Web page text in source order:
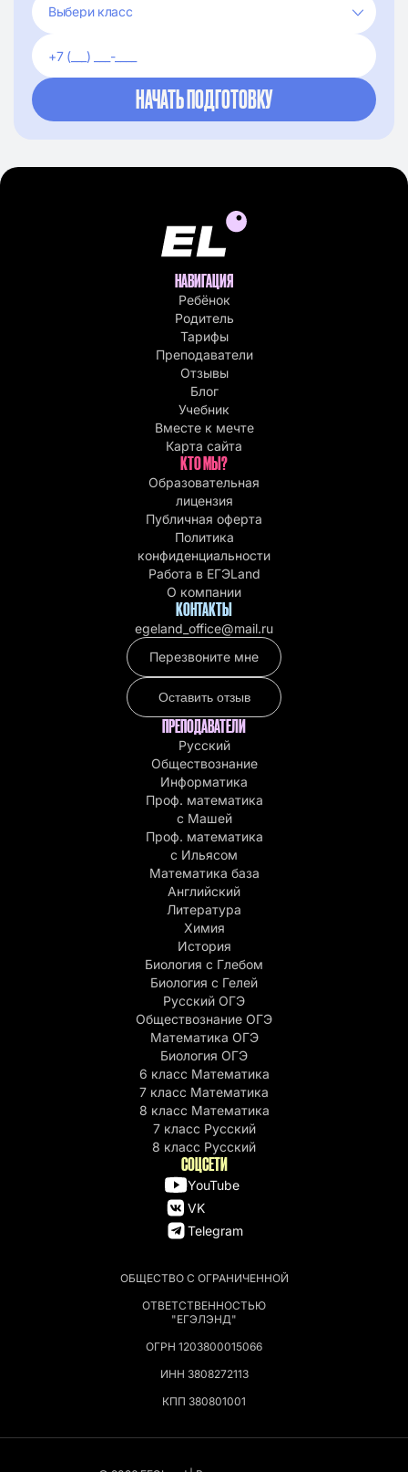
ОБЩЕСТВО С ОГРАНИЧЕННОЙ
ОТВЕТСТВЕННОСТЬЮ
"ЕГЭЛЭНД"
ОГРН 1203800015066
ИНН 3808272113
КПП 380801001
НАВИГАЦИЯ
Ребёнок
Родитель
Тарифы
Преподаватели
Отзывы
Блог
Учебник
Вместе к мечте
Карта сайта
КТО МЫ?
Образовательная
лицензия
Публичная оферта
Политика
конфиденциальности
Работа в EГЭLand
О компании
КОНТАКТЫ
egeland_office@mail.ru
Перезвоните мне
Оставить отзыв
ПРЕПОДАВАТЕЛИ
Русский
Обществознание
Информатика
Проф. математика
с Машей
Проф. математика
c Ильясом
Математика база
Английский
Литература
Химия
История
Биология с Глебом
Биология с Гелей
Русский ОГЭ
Обществознание ОГЭ
Математика ОГЭ
Биология ОГЭ
6 класс Математика
7 класс Математика
8 класс Математика
7 класс Русский
8 класс Русский
СОЦСЕТИ
YouTube
VK
Telegram